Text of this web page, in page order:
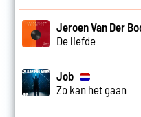
Jeroen Van Der
De liefde
Job
Zo kan het gaan